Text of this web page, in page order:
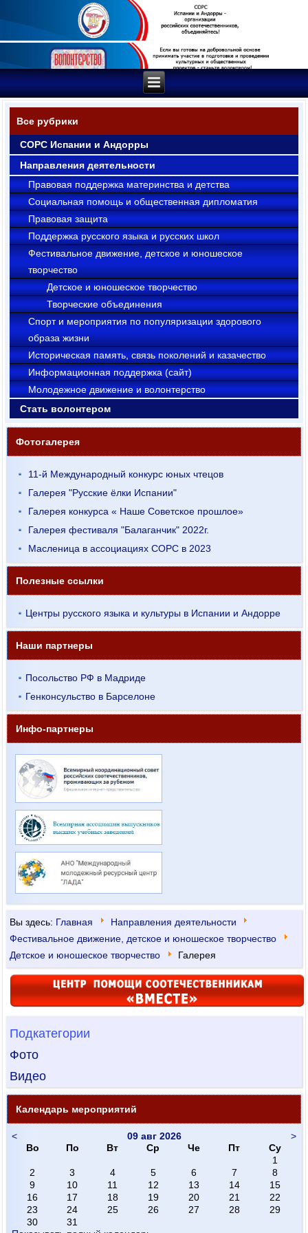
Все рубрики
СОРС Испании и Андорры
Направления деятельности
Правовая поддержка материнства и детства
Социальная помощь и общественная дипломатия
Правовая защита
Поддержка русского языка и русских школ
Фестивальное движение, детское и юношеское
творчество
Детское и юношеское творчество
Творческие объединения
Cпорт и мероприятия по популяризации здорового
образа жизни
Историческая память, связь поколений и казачество
Информационная поддержка (сайт)
Молодежное движение и волонтерство
Стать волонтером
Фотогалерея
11-й Международный конкурс юных чтецов
Галерея "Русские ёлки Испании"
Галерея конкурса « Наше Советское прошлое»
Галерея фестиваля "Балаганчик" 2022г.
Масленица в ассоциациях СОРС в 2023
Полезные ссылки
Центры русского языка и культуры в Испании и Андорре
Наши партнеры
Посольство РФ в Мадриде
Генконсульство в Барселоне
Инфо-партнеры
Вы здесь: Главная
Направления деятельности
Фестивальное движение, детское и юношеское творчество
Детское и юношеское творчество
Галерея
Подкатегории
Фото
Видео
Календарь мероприятий
< >
09 авг 2026
Во
По Вт Ср Че Пт
Су
1
2
3 4 5 6 7
8
9
10 11 12 13 14
15
16
17 18 19 20 21
22
23
24 25 26 27 28
29
30
31